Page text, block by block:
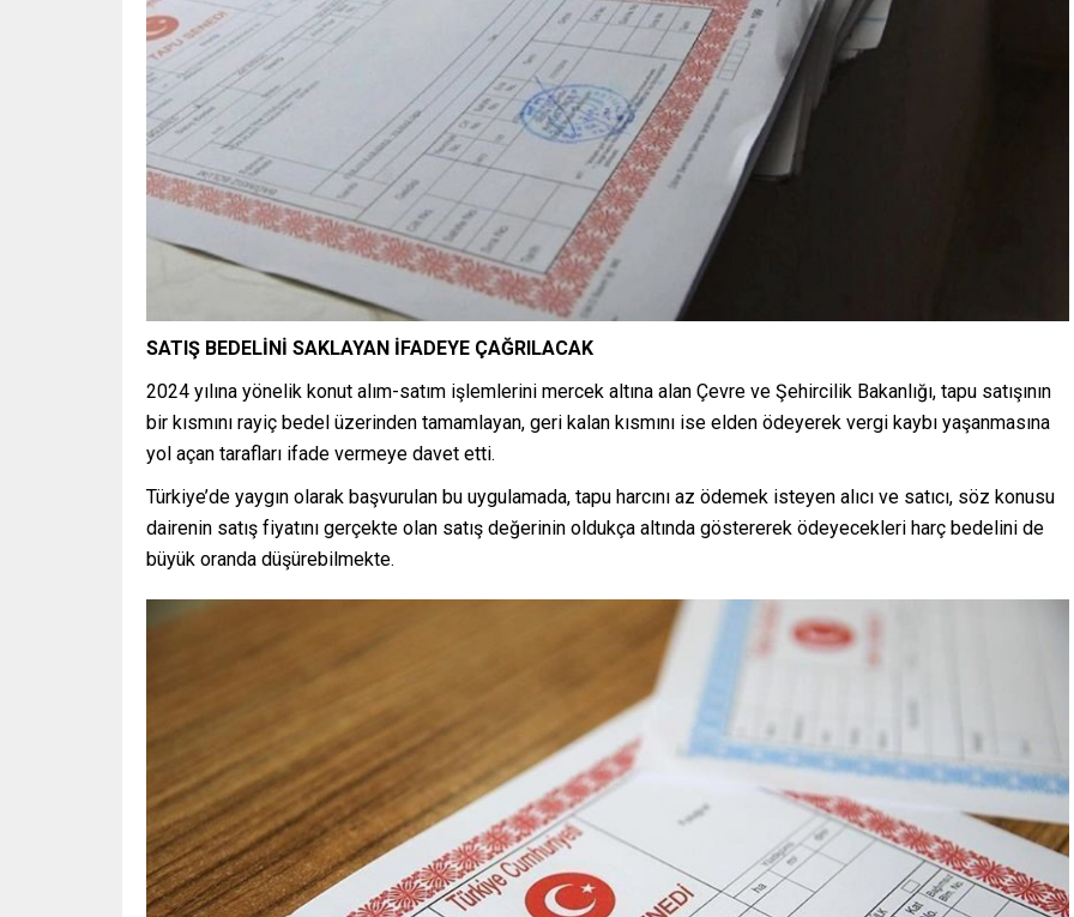
SATIŞ BEDELİNİ SAKLAYAN İFADEYE ÇAĞRILACAK
2024 yılına yönelik konut alım-satım işlemlerini mercek altına alan Çevre ve Şehircilik Bakanlığı, tapu satışının
bir kısmını rayiç bedel üzerinden tamamlayan, geri kalan kısmını ise elden ödeyerek vergi kaybı yaşanmasına
yol açan tarafları ifade vermeye davet etti.
Türkiye’de yaygın olarak başvurulan bu uygulamada, tapu harcını az ödemek isteyen alıcı ve satıcı, söz konusu
dairenin satış fiyatını gerçekte olan satış değerinin oldukça altında göstererek ödeyecekleri harç bedelini de
büyük oranda düşürebilmekte.